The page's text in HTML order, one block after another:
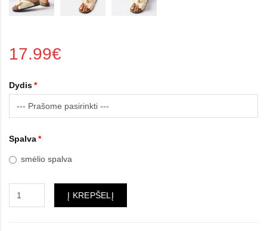
17.99€
Dydis
Spalva
smėlio spalva
Į KREPŠELĮ